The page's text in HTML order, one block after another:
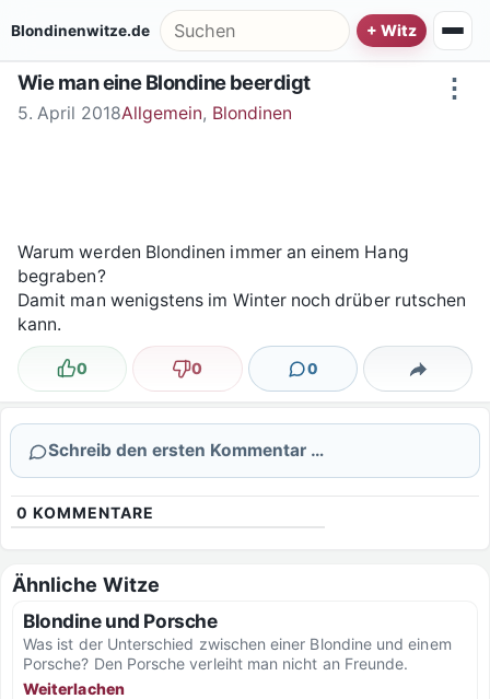
Blondinenwitze.de Suche nach:
⋮
Wie man eine Blondine beerdigt
5. April 2018Allgemein, Blondinen
Warum werden Blondinen immer an einem Hang
begraben?
Damit man wenigstens im Winter noch drüber rutschen
kann.
Lustig
0 Nicht lustig
0 0
Kommentare Teilen
Schreib den ersten Kommentar …
0 KOMMENTARE
Ähnliche Witze
Blondine und Porsche
Was ist der Unterschied zwischen einer Blondine und einem
Porsche? Den Porsche verleiht man nicht an Freunde.
Weiterlachen